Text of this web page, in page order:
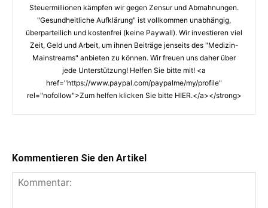
Steuermillionen kämpfen wir gegen Zensur und Abmahnungen.
"Gesundheitliche Aufklärung" ist vollkommen unabhängig,
überparteilich und kostenfrei (keine Paywall). Wir investieren viel
Zeit, Geld und Arbeit, um ihnen Beiträge jenseits des "Medizin-
Mainstreams" anbieten zu können. Wir freuen uns daher über
jede Unterstützung! Helfen Sie bitte mit! <a
href="https://www.paypal.com/paypalme/my/profile"
rel="nofollow">Zum helfen klicken Sie bitte HIER.</a></strong>
Kommentieren Sie den Artikel